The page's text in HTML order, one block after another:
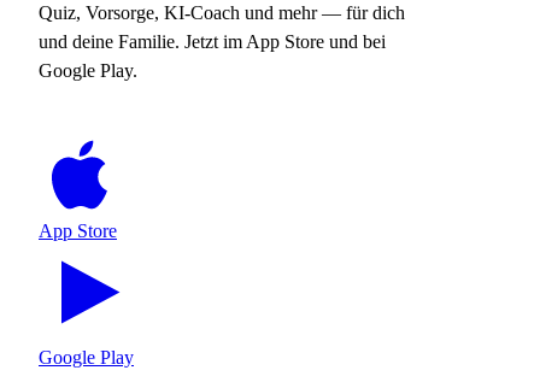
Quiz, Vorsorge, KI-Coach und mehr — für dich
und deine Familie. Jetzt im App Store und bei
Google Play.
App Store
Google Play